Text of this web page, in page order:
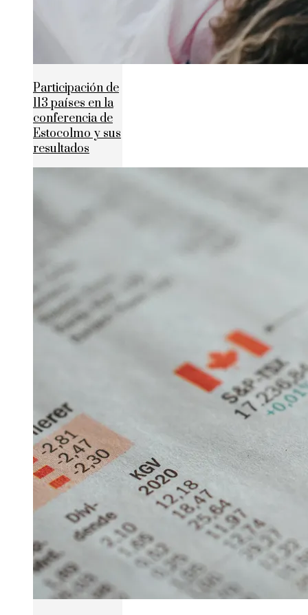
Participación de
113 países en la
conferencia de
Estocolmo y sus
resultados